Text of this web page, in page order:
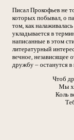
Писал Прокофьев не
которых побывал, о
том, как
укладывается в
написанные в этом
литературный
вечное, независящее
дружбу – останутся в
Чтоб
Мы
Коль